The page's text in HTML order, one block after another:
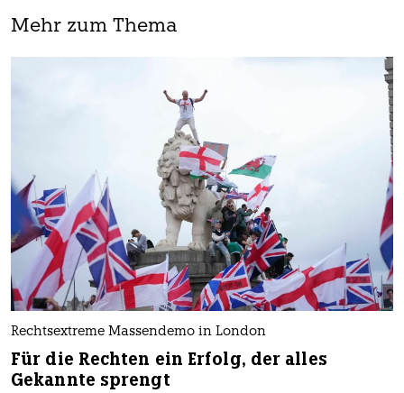
Mehr zum Thema
Rechtsextreme Massendemo in London
Für die Rechten ein Erfolg, der alles
Gekannte sprengt